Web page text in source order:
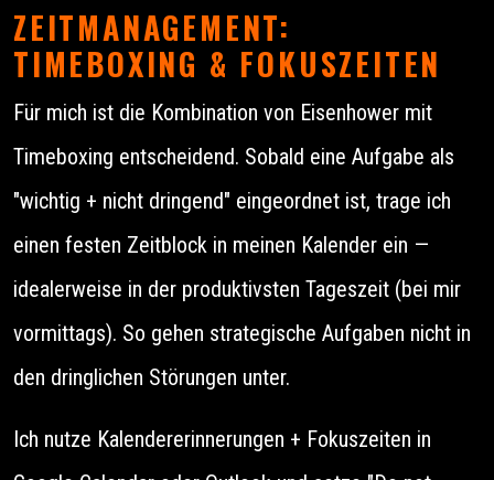
ZEITMANAGEMENT:
TIMEBOXING & FOKUSZEITEN
Für mich ist die Kombination von Eisenhower mit
Timeboxing entscheidend. Sobald eine Aufgabe als
"wichtig + nicht dringend" eingeordnet ist, trage ich
einen festen Zeitblock in meinen Kalender ein —
idealerweise in der produktivsten Tageszeit (bei mir
vormittags). So gehen strategische Aufgaben nicht in
den dringlichen Störungen unter.
Ich nutze Kalendererinnerungen + Fokuszeiten in